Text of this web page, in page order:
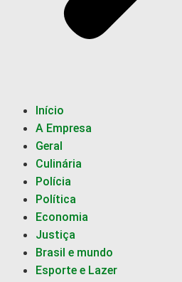
Início
A Empresa
Geral
Culinária
Polícia
Política
Economia
Justiça
Brasil e mundo
Esporte e Lazer